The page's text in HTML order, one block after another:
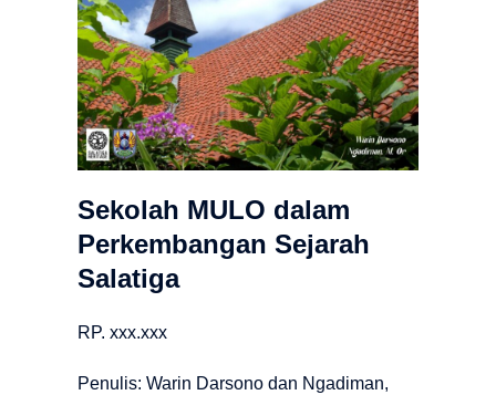
Sekolah MULO dalam
Perkembangan Sejarah
Salatiga
RP. xxx.xxx
Penulis: Warin Darsono dan Ngadiman,